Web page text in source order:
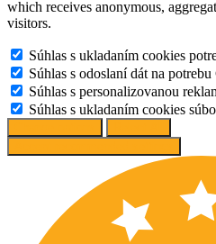
which receives anonymous,
visitors.
Súhlas s ukladaním cookies
Súhlas s odoslaní dát na
Súhlas s personalizovanou
Súhlas s ukladaním cookies